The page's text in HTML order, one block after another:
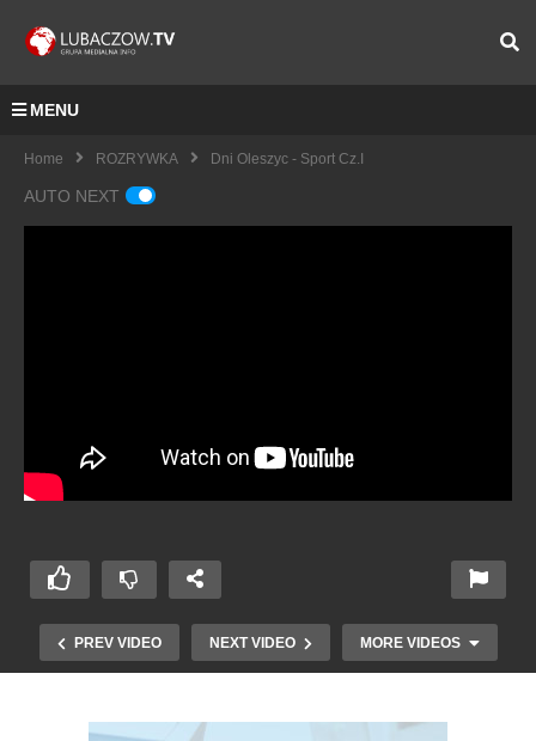
MENU
Home ROZRYWKA Dni Oleszyc - Sport Cz.I
AUTO NEXT
PREV VIDEO NEXT VIDEO MORE VIDEOS